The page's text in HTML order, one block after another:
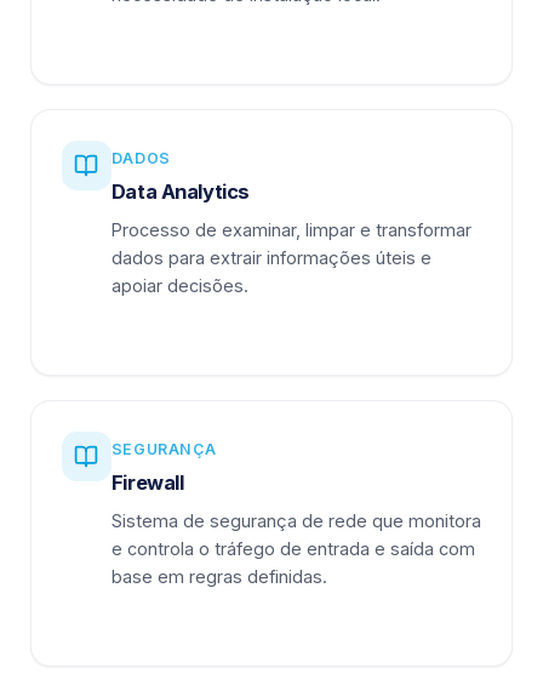
DADOS
Data Analytics
Processo de examinar, limpar e transformar
dados para extrair informações úteis e
apoiar decisões.
SEGURANÇA
Firewall
Sistema de segurança de rede que monitora
e controla o tráfego de entrada e saída com
base em regras definidas.